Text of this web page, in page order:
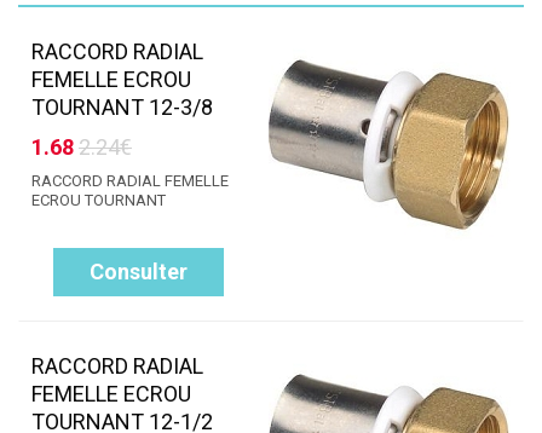
RACCORD RADIAL
FEMELLE ECROU
TOURNANT 12-3/8
1.682.24€
RACCORD RADIAL FEMELLE
ECROU TOURNANT
Consulter
RACCORD RADIAL
FEMELLE ECROU
TOURNANT 12-1/2